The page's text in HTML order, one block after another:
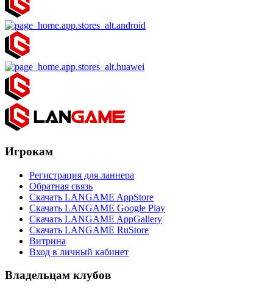
Игрокам
Регистрация для ланнера
Обратная связь
Скачать LANGAME AppStore
Скачать LANGAME Google Play
Скачать LANGAME AppGallery
Скачать LANGAME RuStore
Витрина
Вход в личный кабинет
Владельцам клубов